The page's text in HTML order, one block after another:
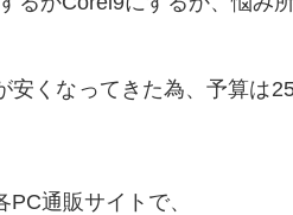
安くなってきた為、予算は
PC通販サイトで、